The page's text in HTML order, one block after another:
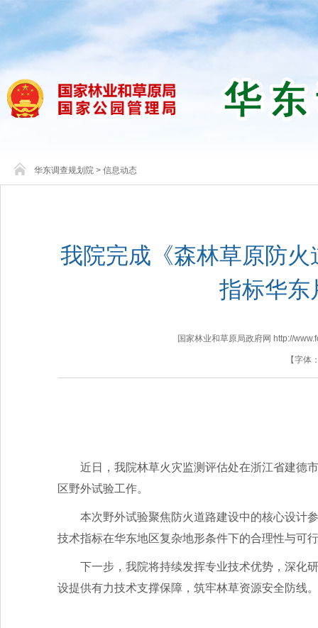
华东调查规划院 > 信息动态
我院完成《森林草原防
指标华东
国家林业和草原局政府网 http://
【字体
近日，我院林草火灾监测评估处在浙江省建德
区野外试验工作。
本次野外试验聚焦防火道路建设中的核心设计
技术指标在华东地区复杂地形条件下的合理性与可
下一步，我院将持续发挥专业技术优势，深化
设提供有力技术支撑保障，筑牢林草资源安全防线